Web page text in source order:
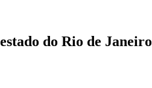
do Rio de Janeiro